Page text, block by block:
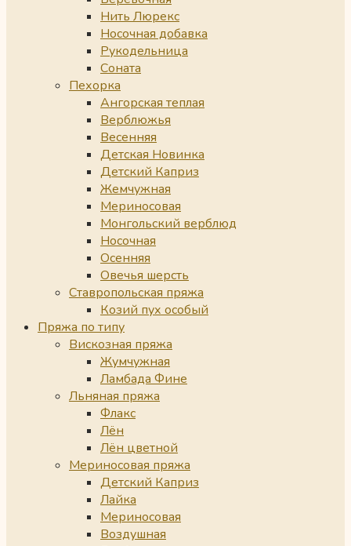
Нить Люрекс
Носочная добавка
Рукодельница
Соната
Пехорка
Ангорская теплая
Верблюжья
Весенняя
Детская Новинка
Детский Каприз
Жемчужная
Мериносовая
Монгольский верблюд
Носочная
Осенняя
Овечья шерсть
Ставропольская пряжа
Козий пух особый
Пряжа по типу
Вискозная пряжа
Жумчужная
Ламбада Фине
Льняная пряжа
Флакс
Лён
Лён цветной
Мериносовая пряжа
Детский Каприз
Лайка
Мериносовая
Воздушная